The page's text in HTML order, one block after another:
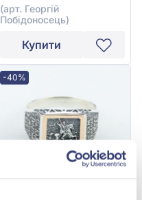
(арт. Георгій
Побідоносець)
Купити
-40%